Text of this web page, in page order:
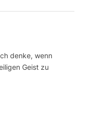
denke, wenn
Geist zu